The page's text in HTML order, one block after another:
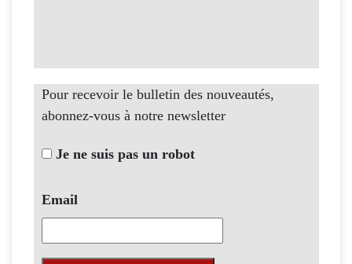
Pour recevoir le bulletin des nouveautés,
abonnez-vous à notre newsletter
Je ne suis pas un robot
Email